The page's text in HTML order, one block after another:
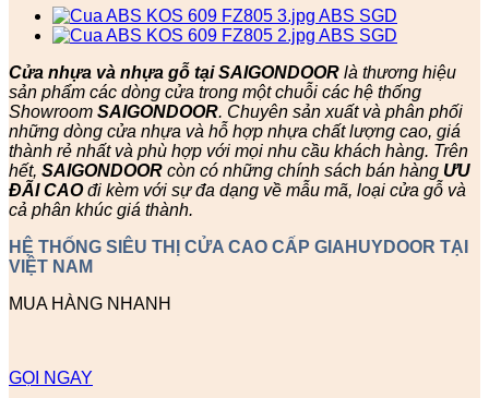
Cửa nhựa và nhựa gỗ tại SAIGONDOOR là thương hiệu
sản phẩm các dòng cửa trong một chuỗi các hệ thống
Showroom SAIGONDOOR. Chuyên sản xuất và phân phối
những dòng cửa nhựa và hỗ hợp nhựa chất lượng cao, giá
thành rẻ nhất và phù hợp với mọi nhu cầu khách hàng. Trên
hết, SAIGONDOOR còn có những chính sách bán hàng ƯU
ĐÃI CAOđi kèm với sự đa dạng về mẫu mã, loại cửa gỗ và
cả phân khúc giá thành.
HỆ THỐNG SIÊU THỊ CỬA CAO CẤP GIAHUYDOOR TẠI
VIỆT NAM
MUA HÀNG NHANH
GỌI NGAY